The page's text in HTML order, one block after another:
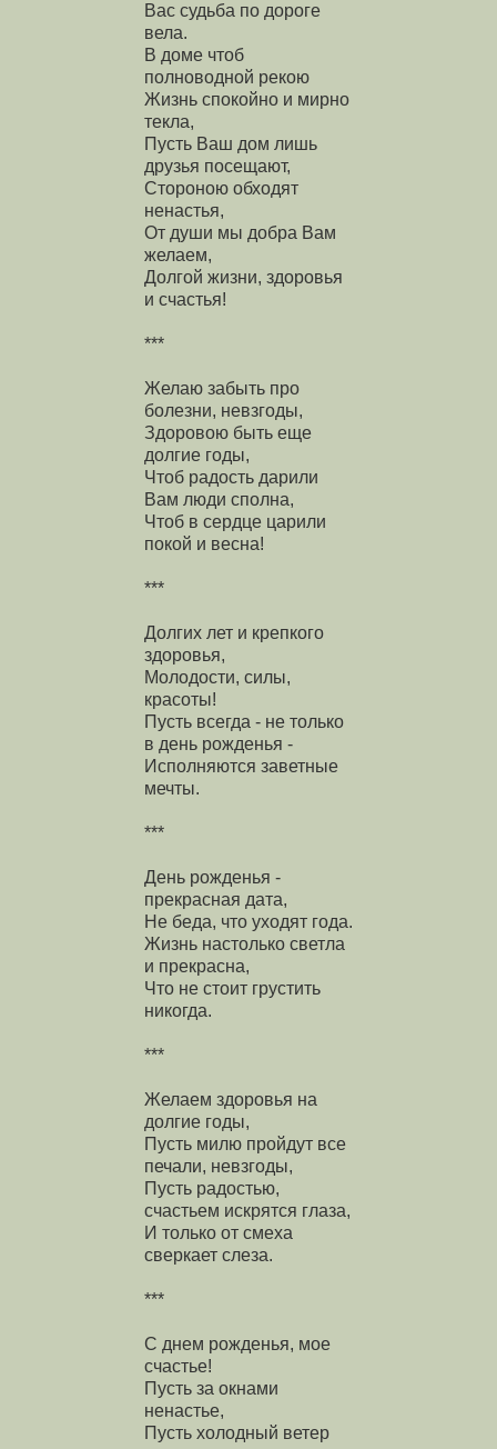
Вас судьба по дороге
вела.
В доме чтоб
полноводной рекою
Жизнь спокойно и мирно
текла,
Пусть Ваш дом лишь
друзья посещают,
Стороною обходят
ненастья,
От души мы добра Вам
желаем,
Долгой жизни, здоровья
и счастья!
***
Желаю забыть про
болезни, невзгоды,
Здоровою быть еще
долгие годы,
Чтоб радость дарили
Вам люди сполна,
Чтоб в сердце царили
покой и весна!
***
Долгих лет и крепкого
здоровья,
Молодости, силы,
красоты!
Пусть всегда - не только
в день рожденья -
Исполняются заветные
мечты.
***
День рожденья -
прекрасная дата,
Не беда, что уходят года.
Жизнь настолько светла
и прекрасна,
Что не стоит грустить
никогда.
***
Желаем здоровья на
долгие годы,
Пусть милю пройдут все
печали, невзгоды,
Пусть радостью,
счастьем искрятся глаза,
И только от смеха
сверкает слеза.
***
С днем рожденья, мое
счастье!
Пусть за окнами
ненастье,
Пусть холодный ветер